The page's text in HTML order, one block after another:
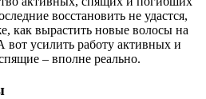
восстановить не удастся,
как вырастить новые волосы на
усилить работу активных и
– вполне реально.